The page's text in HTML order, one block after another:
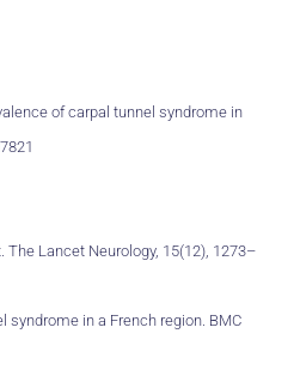
of carpal tunnel syndrome in
The Lancet Neurology, 15(12), 1273–
syndrome in a French region. BMC